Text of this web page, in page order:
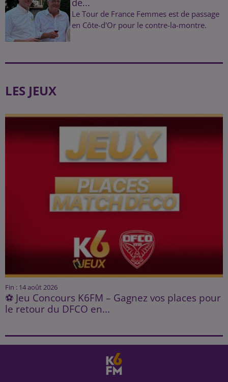
de...
Le Tour de France Femmes est de passage
en Côte-d'Or pour le contre-la-montre.
LES JEUX
Fin : 14 août 2026
⚽ Jeu Concours K6FM – Gagnez vos places pour
le retour du DFCO en...